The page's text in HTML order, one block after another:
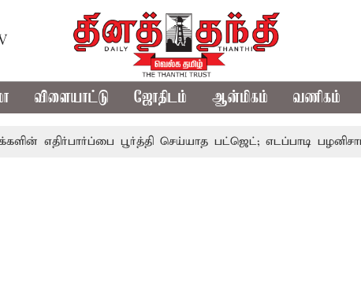
விளையாட்டு ஜோதிடம் ஆன்மிகம் வணிகம்
பூர்த்தி செய்யாத பட்ஜெட்; எடப்பாடி பழனிசாமி